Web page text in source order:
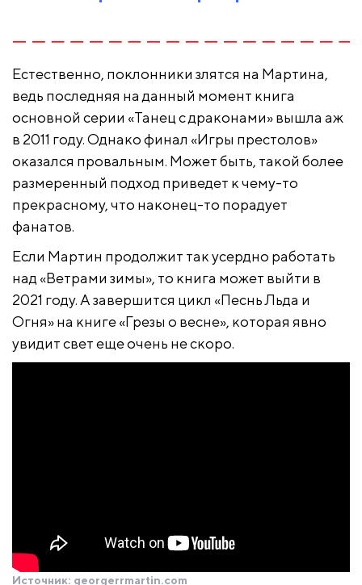
Естественно, поклонники злятся на Мартина,
ведь последняя на данный момент книга
основной серии «Танец с драконами» вышла аж
в 2011 году. Однако финал «Игры престолов»
оказался провальным. Может быть, такой более
размеренный подход приведет к чему-то
прекрасному, что наконец-то порадует
фанатов.
Если Мартин продолжит так усердно работать
над «Ветрами зимы», то книга может выйти в
2021 году. А завершится цикл «Песнь Льда и
Огня» на книге «Грезы о весне», которая явно
увидит свет еще очень не скоро.
Источник: georgerrmartin.com